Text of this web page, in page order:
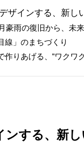
ザインする、新し
豪雨の復旧から、未
線」のまちづくり
作りあげる、“ワクワ
ンする、新